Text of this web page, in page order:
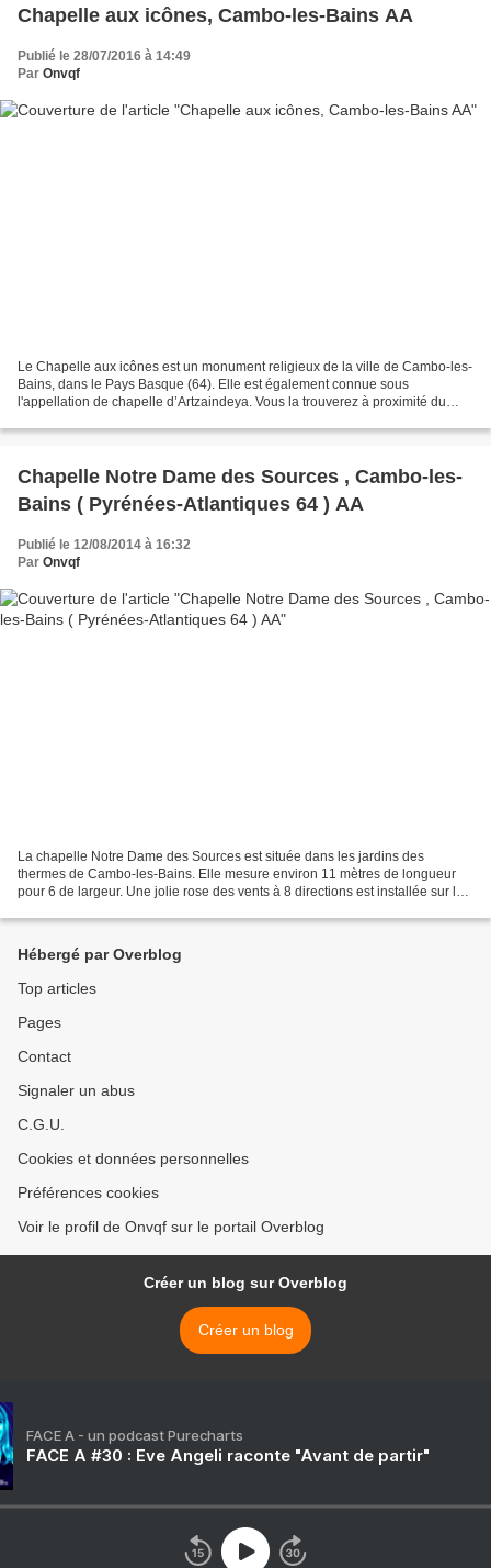
Chapelle aux icônes, Cambo-les-Bains AA
Publié le 28/07/2016 à 14:49
Par Onvqf
Le Chapelle aux icônes est un monument religieux de la ville de Cambo-les-
Bains, dans le Pays Basque (64). Elle est également connue sous
l'appellation de chapelle d’Artzaindeya. Vous la trouverez à proximité du
Chapelle Notre Dame des Sources , Cambo-les-
Bains ( Pyrénées-Atlantiques 64 ) AA
Publié le 12/08/2014 à 16:32
Par Onvqf
La chapelle Notre Dame des Sources est située dans les jardins des
thermes de Cambo-les-Bains. Elle mesure environ 11 mètres de longueur
pour 6 de largeur. Une jolie rose des vents à 8 directions est installée sur les
Hébergé par Overblog
Top articles
Pages
Contact
Signaler un abus
C.G.U.
Cookies et données personnelles
Préférences cookies
Voir le profil de Onvqf sur le portail Overblog
Créer un blog sur Overblog
Créer un blog
FACE A - un podcast Purecharts
FACE A #30 : Eve Angeli raconte "Avant de partir"